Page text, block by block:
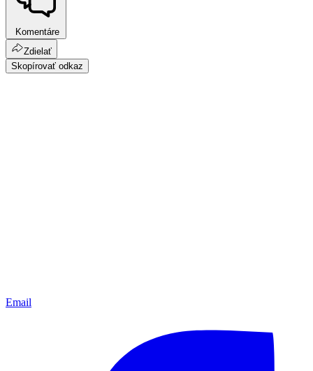
Komentáre
Zdielať
Skopírovať odkaz
Email